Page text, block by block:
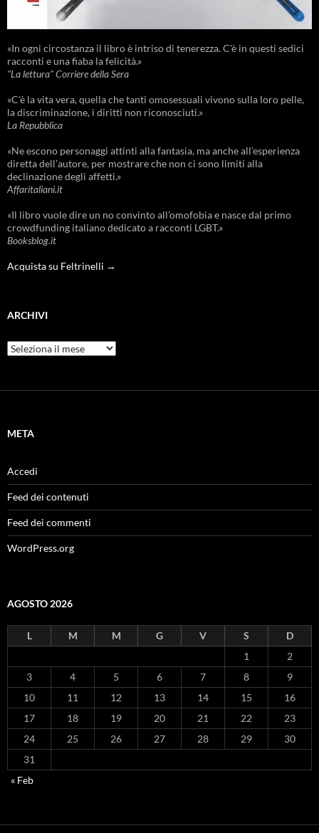
«In ogni circostanza il libro è intriso di tenerezza. C'è in questi sedici
racconti e una fiaba la felicità.»
"La lettura" Corriere della Sera
«C’è la vita vera, quella che tanti omosessuali vivono sulla loro pelle,
la discriminazione, i diritti non riconosciuti.»
La Repubblica
«Ne escono personaggi attinti alla fantasia, ma anche all’esperienza
diretta dell’autore, per mostrare che non ci sono limiti alla
declinazione degli affetti.»
Affaritaliani.it
«Il libro vuole dire un no convinto all’omofobia e nasce dal primo
crowdfunding italiano dedicato a racconti LGBT.»
Booksblog.it
Acquista su Feltrinelli →
ARCHIVI
Archivi
META
Accedi
Feed dei contenuti
Feed dei commenti
WordPress.org
AGOSTO 2026
L M M G V S
D
1
2
3
4 5 6 7 8
9
10
11 12 13 14 15
16
17
18 19 20 21 22
23
24
25 26 27 28 29
30
31
« Feb